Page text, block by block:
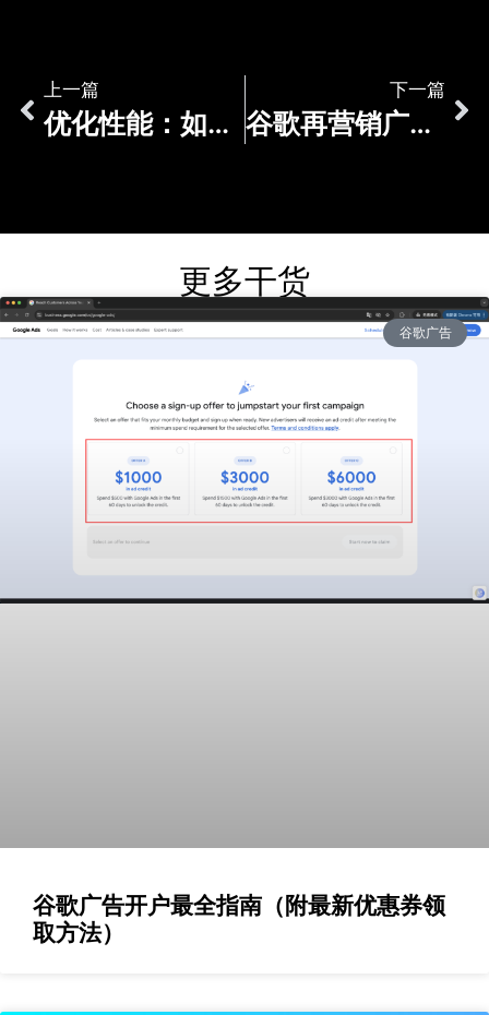
上一篇
优化性能：如何评估网站速度和效率
下一篇
谷歌再营销广告优化的7个关键点
更多干货
谷歌广告
谷歌广告开户最全指南（附最新优惠券领
取方法）